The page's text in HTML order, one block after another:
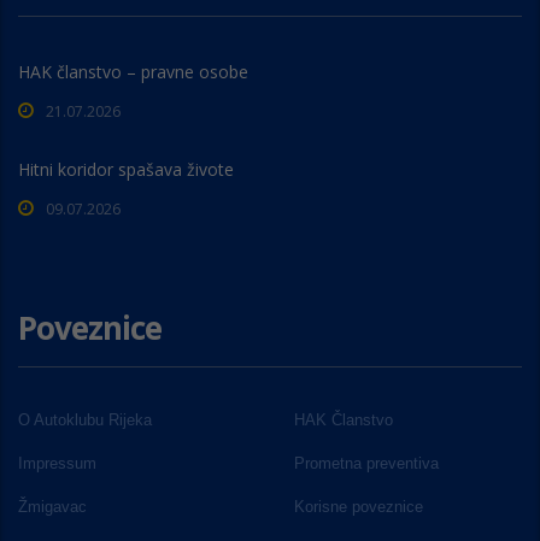
HAK članstvo – pravne osobe
21.07.2026
Hitni koridor spašava živote
09.07.2026
Poveznice
O Autoklubu Rijeka HAK Članstvo
Impressum Prometna preventiva
Žmigavac Korisne poveznice